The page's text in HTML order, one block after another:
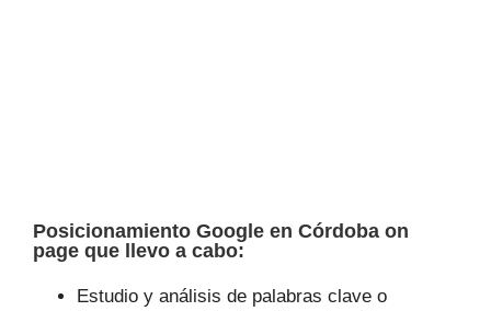
Posicionamiento Google en Córdoba on
page que llevo a cabo:
Estudio y análisis de palabras clave o